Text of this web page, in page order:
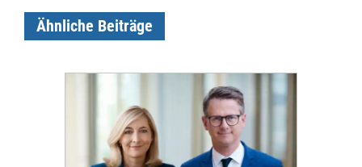
Ähnliche Beiträge